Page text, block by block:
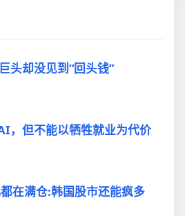
头却没见到“回头钱”
，但不能以牺牲就业为代价
在满仓:韩国股市还能疯多